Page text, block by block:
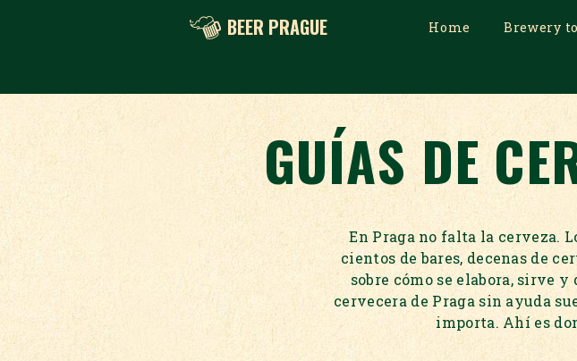
BEER PRAGUE Home Brewery
GUÍAS DE
En Praga no falta la cerveza.
cientos de bares, decenas de
sobre cómo se elabora, sirve
cervecera de Praga sin ayuda
importa. Ahí es